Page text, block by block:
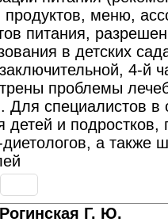
продуктов, меню,
питания,
в детских
4-й
проблемы
Для специалистов в
детей и подростков,
а также
Рогинская Г. Ю.